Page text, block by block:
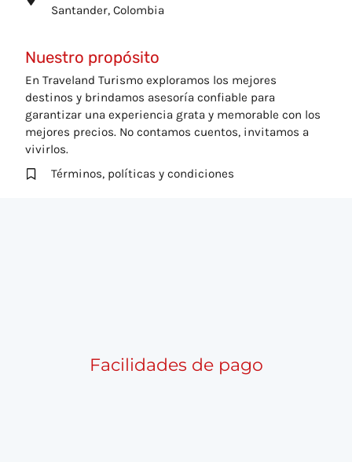
Santander, Colombia
Nuestro propósito
En Traveland Turismo exploramos los mejores
destinos y brindamos asesoría confiable para
garantizar una experiencia grata y memorable con los
mejores precios. No contamos cuentos, invitamos a
vivirlos.
Términos, políticas y condiciones
Facilidades de pago